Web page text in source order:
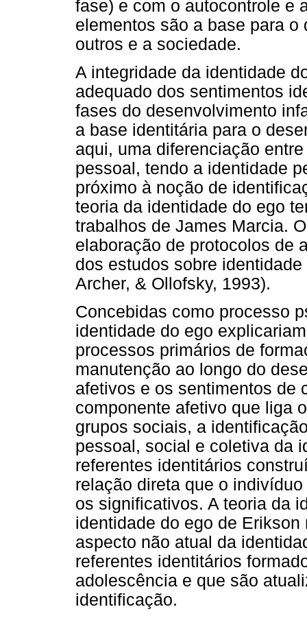
fase) e com o autocontrole e
elementos são a base para
outros e a sociedade.
A integridade da identidade
adequado dos sentimentos
fases do desenvolvimento
a base identitária para o
aqui, uma diferenciação
pessoal, tendo a identidade
próximo à noção de
teoria da identidade do ego
trabalhos de James Marcia.
elaboração de protocolos de
dos estudos sobre
Archer, & Ollofsky, 1993).
Concebidas como processo
identidade do ego
processos primários de
manutenção ao longo do
afetivos e os sentimentos de
componente afetivo que liga
grupos sociais, a
pessoal, social e coletiva da
referentes identitários
relação direta que o
os significativos. A teoria da
identidade do ego de
aspecto não atual da
referentes identitários
adolescência e que são
identificação.